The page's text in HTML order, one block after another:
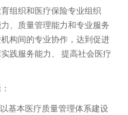
组织和医疗保险专业组织
、质量管理能力和专业服务
构间的专业协作，达到促进
践服务能力、 提高社会医疗
基本医疗质量管理体系建设